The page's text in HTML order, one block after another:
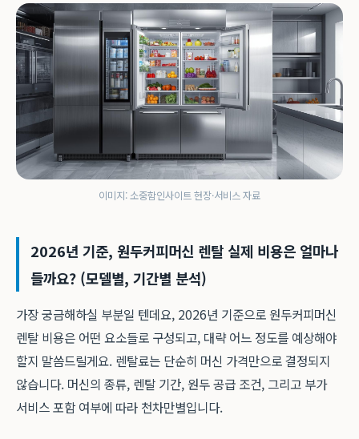
이미지: 소중함인사이트 현장·서비스 자료
2026년 기준, 원두커피머신 렌탈 실제 비용은 얼마나
들까요? (모델별, 기간별 분석)
가장 궁금해하실 부분일 텐데요, 2026년 기준으로 원두커피머신
렌탈 비용은 어떤 요소들로 구성되고, 대략 어느 정도를 예상해야
할지 말씀드릴게요. 렌탈료는 단순히 머신 가격만으로 결정되지
않습니다. 머신의 종류, 렌탈 기간, 원두 공급 조건, 그리고 부가
서비스 포함 여부에 따라 천차만별입니다.